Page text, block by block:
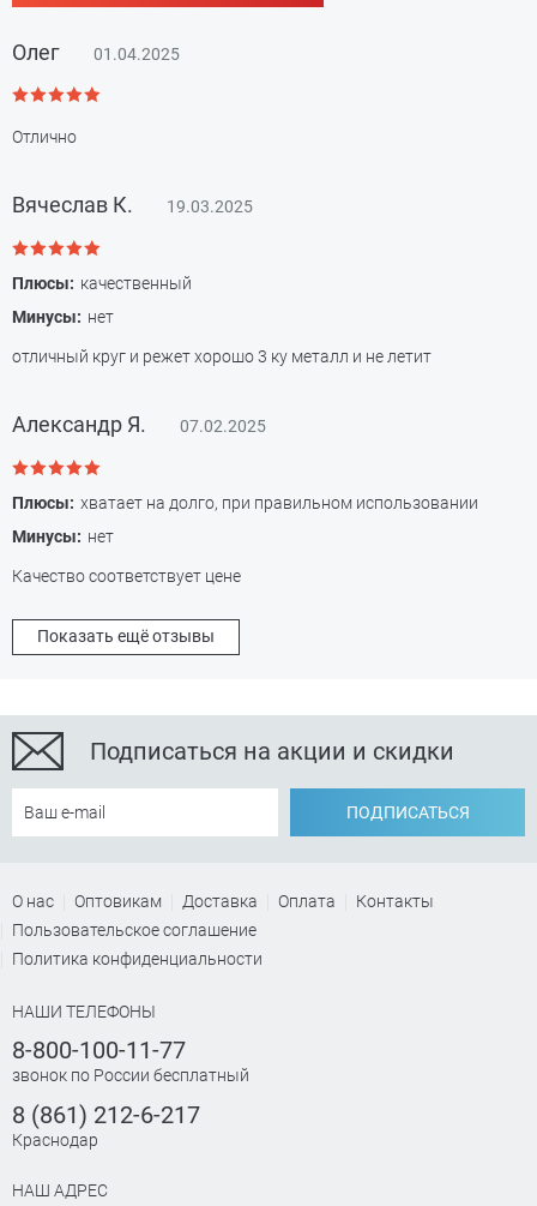
Олег 01.04.2025
Отлично
Вячеслав К. 19.03.2025
Плюсы: качественный
Минусы: нет
отличный круг и режет хорошо 3 ку металл и не летит
Александр Я. 07.02.2025
Плюсы: хватает на долго, при правильном использовании
Минусы: нет
Качество соответствует цене
Показать ещё отзывы
Подписаться на акции и скидки
ПОДПИСАТЬСЯ
О нас Оптовикам Доставка Оплата
Контакты
Пользовательское соглашение
Политика конфиденциальности
НАШИ ТЕЛЕФОНЫ
8-800-100-11-77
звонок по России бесплатный
8 (861) 212-6-217
Краснодар
НАШ АДРЕС